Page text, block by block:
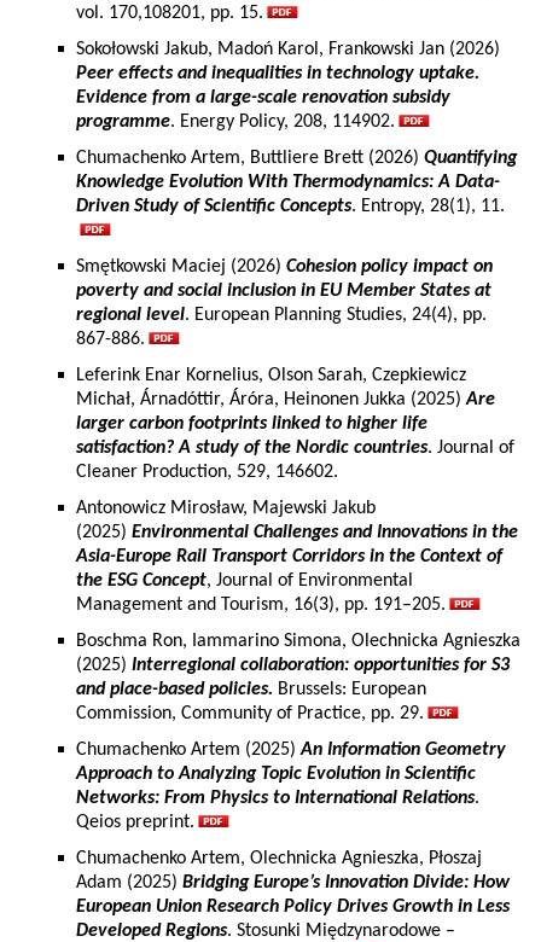
vol. 170,108201, pp. 15.
Sokołowski Jakub, Madoń Karol, Frankowski Jan (2026)
Peer effects and inequalities in technology uptake.
Evidence from a large-scale renovation subsidy
programme. Energy Policy, 208, 114902.
Chumachenko Artem, Buttliere Brett (2026) Quantifying
Knowledge Evolution With Thermodynamics: A Data-
Driven Study of Scientific Concepts. Entropy, 28(1), 11.
Smętkowski Maciej (2026) Cohesion policy impact on
poverty and social inclusion in EU Member States at
regional level. European Planning Studies, 24(4), pp.
867-886.
Leferink Enar Kornelius, Olson Sarah, Czepkiewicz
Michał, Árnadóttir, Áróra, Heinonen Jukka (2025)Are
larger carbon footprints linked to higher life
satisfaction? A study of the Nordic countries. Journal of
Cleaner Production, 529, 146602.
Antonowicz Mirosław, Majewski Jakub
(2025) Environmental Challenges and Innovations in the
Asia-Europe Rail Transport Corridors in the Context of
the ESG Concept, Journal of Environmental
Management and Tourism, 16(3), pp. 191–205.
Boschma Ron, Iammarino Simona, Olechnicka Agnieszka
(2025) Interregional collaboration: opportunities for S3
and place-based policies. Brussels: European
Commission, Community of Practice, pp. 29.
Chumachenko Artem (2025)An Information Geometry
Approach to Analyzing Topic Evolution in Scientific
Networks: From Physics to International Relations.
Qeios preprint.
Chumachenko Artem, Olechnicka Agnieszka, Płoszaj
Adam (2025) Bridging Europe’s Innovation Divide: How
European Union Research Policy Drives Growth in Less
Developed Regions. Stosunki Międzynarodowe –